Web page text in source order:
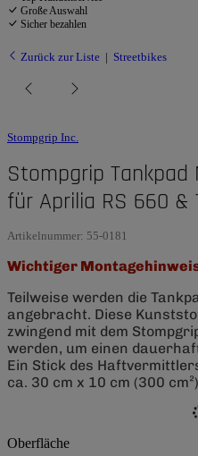
Große Auswahl
Sicher bezahlen
Zurück zur Liste Streetbikes
Stompgrip Inc.
Stompgrip
für Aprilia RS 660 &
Artikelnummer: 55-0181
Wichtiger
Teilweise werden die
angebracht. Diese
zwingend mit dem
werden, um einen
Ein Stick des
ca. 30 cm x 10 cm (300
Oberfläche